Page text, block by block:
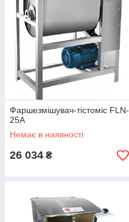
Фаршезмішувач-тістоміс FLN-
25А
Немає в наявності
26 034 ₴